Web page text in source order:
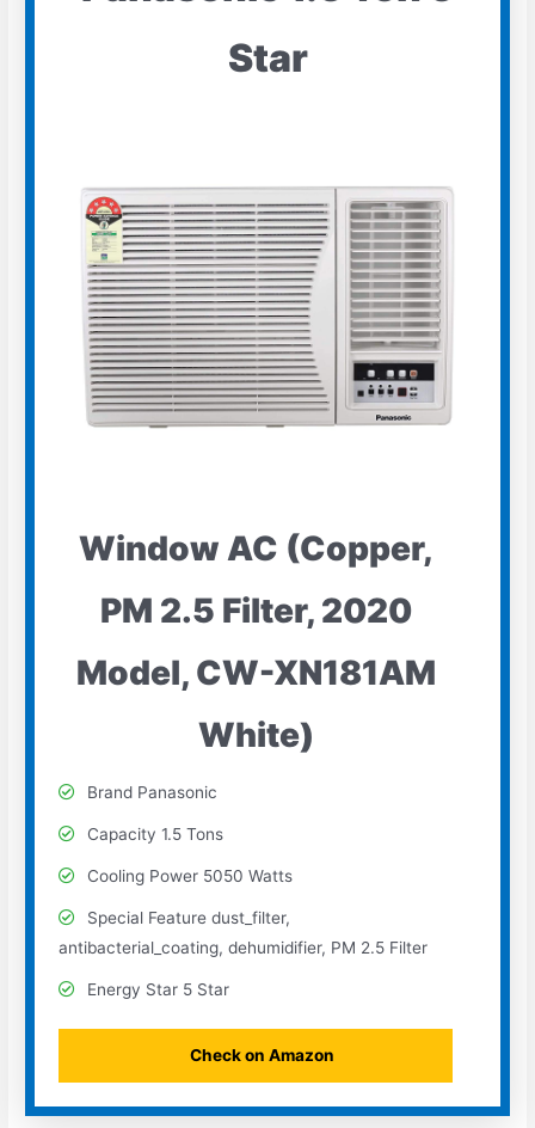
Star
Window AC (Copper,
PM 2.5 Filter, 2020
Model, CW-XN181AM
White)
Brand Panasonic
Capacity 1.5 Tons
Cooling Power 5050 Watts
Special Feature dust_filter,
antibacterial_coating, dehumidifier, PM 2.5 Filter
Energy Star 5 Star
Check on Amazon